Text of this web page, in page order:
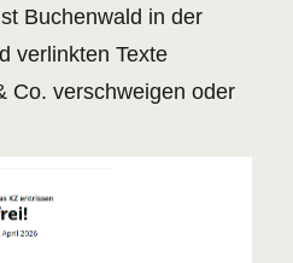
Buchenwald in der
verlinkten Texte
Co. verschweigen oder